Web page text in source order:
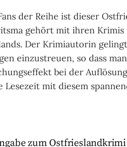
der Reihe ist dieser
gehört mit ihren
Der Krimiautorin
einzustreuen, so dass
bei der
Lesezeit mit diesem
zum